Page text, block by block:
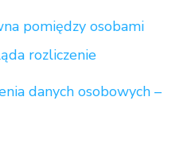
pomiędzy osobami
rozliczenie
danych osobowych –